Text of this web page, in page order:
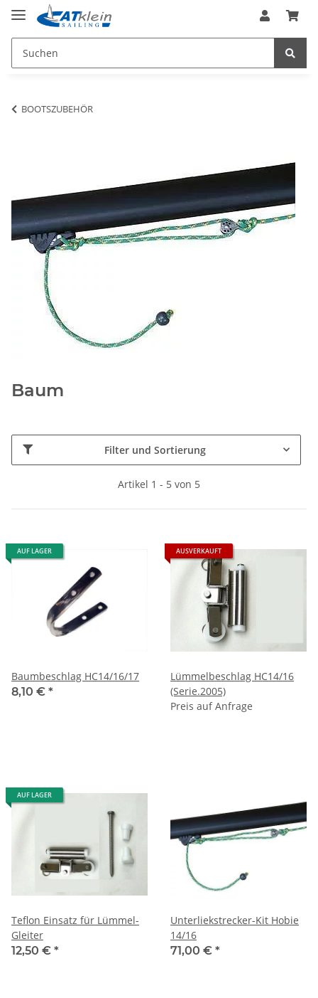
BOOTSZUBEHÖR
Baum
Filter und Sortierung
Artikel 1 - 5 von 5
AUF LAGER
Baumbeschlag HC14/16/17
8,10 € *
AUSVERKAUFT
Lümmelbeschlag HC14/16
(Serie.2005)
Preis auf Anfrage
AUF LAGER
Teflon Einsatz für Lümmel-
Gleiter
12,50 € *
Unterliekstrecker-Kit Hobie
14/16
71,00 € *